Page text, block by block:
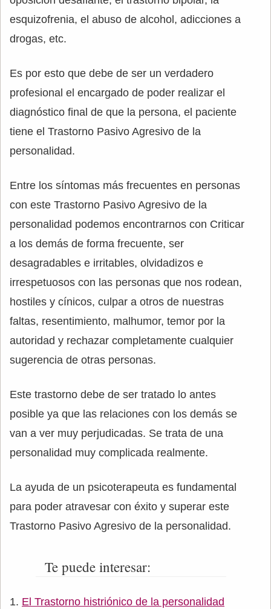
esquizofrenia, el abuso de alcohol, adicciones a
drogas, etc.
Es por esto que debe de ser un verdadero
profesional el encargado de poder realizar el
diagnóstico final de que la persona, el paciente
tiene el Trastorno Pasivo Agresivo de la
personalidad.
Entre los síntomas más frecuentes en personas
con este Trastorno Pasivo Agresivo de la
personalidad podemos encontrarnos con Criticar
a los demás de forma frecuente, ser
desagradables e irritables, olvidadizos e
irrespetuosos con las personas que nos rodean,
hostiles y cínicos, culpar a otros de nuestras
faltas, resentimiento, malhumor, temor por la
autoridad y rechazar completamente cualquier
sugerencia de otras personas.
Este trastorno debe de ser tratado lo antes
posible ya que las relaciones con los demás se
van a ver muy perjudicadas. Se trata de una
personalidad muy complicada realmente.
La ayuda de un psicoterapeuta es fundamental
para poder atravesar con éxito y superar este
Trastorno Pasivo Agresivo de la personalidad.
Te puede interesar:
El Trastorno histriónico de la personalidad